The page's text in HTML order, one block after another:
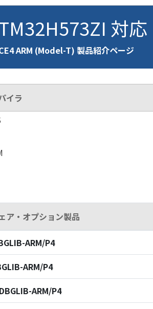
対応
ARM (Model-T) 製品紹介ページ
イラ
ア・オプション製品
ARM/P4
ARM/P4
ARM/P4